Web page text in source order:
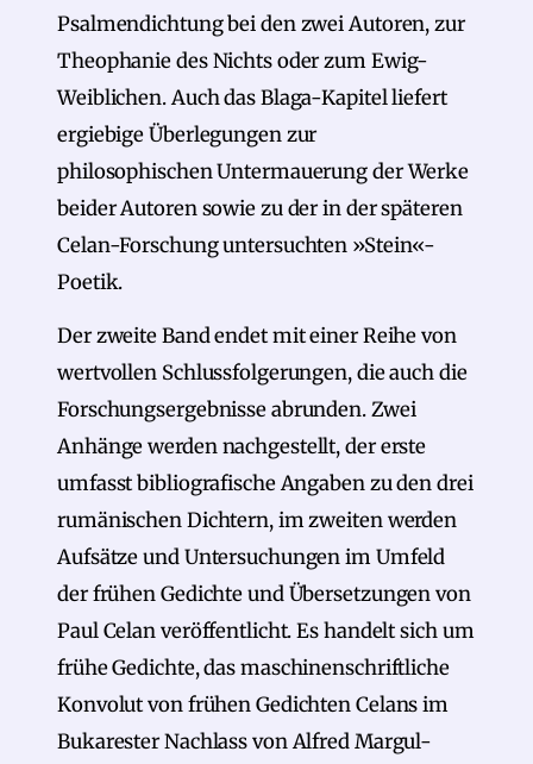
Psalmendichtung bei den zwei Autoren, zur
Theophanie des Nichts oder zum Ewig-
Weiblichen. Auch das Blaga-Kapitel liefert
ergiebige Überlegungen zur
philosophischen Untermauerung der Werke
beider Autoren sowie zu der in der späteren
Celan-Forschung untersuchten »Stein«-
Poetik.
Der zweite Band endet mit einer Reihe von
wertvollen Schlussfolgerungen, die auch die
Forschungsergebnisse abrunden. Zwei
Anhänge werden nachgestellt, der erste
umfasst bibliografische Angaben zu den drei
rumänischen Dichtern, im zweiten werden
Aufsätze und Untersuchungen im Umfeld
der frühen Gedichte und Übersetzungen von
Paul Celan veröffentlicht. Es handelt sich um
frühe Gedichte, das maschinenschriftliche
Konvolut von frühen Gedichten Celans im
Bukarester Nachlass von Alfred Margul-